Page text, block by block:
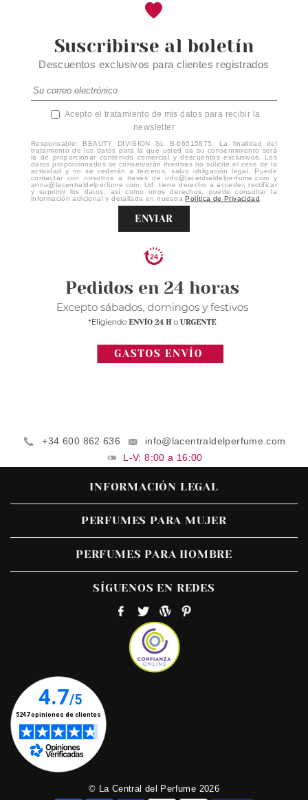
Suscribirse al boletín
Descuentos exclusivos para clientes registrados
Acepto el tratamiento de mis datos para recibir la
newsletter
Responsable: BEAUTY DIVISION SL B-66515875. La finalidad del
tratamiento de los datos para la que usted da su consentimiento será
la de proporcionar contenido comercial y descuentos exclusivos. Los
datos proporcionados se conservarán mientras no solicite el cese de la
actividad y no se cederán a terceros, salvo obligación legal. Puede
contactar con nosotros a través de info@lacentraldelperfume.com y
anna@lacentraldelperfume.com. Ud. tiene derecho a acceder, rectificar
y suprimir los datos, así como otros derechos, puede consultar la
información adicional y detallada en nuestra Política de Privacidad .
ENVIAR
+34 600 862 636
info@lacentraldelperfume.com
L-V: 8:00 a 16:00
INFORMACIÓN LEGAL
PERFUMES PARA MUJER
PERFUMES PARA HOMBRE
SÍGUENOS EN REDES
© La Central del Perfume 2026